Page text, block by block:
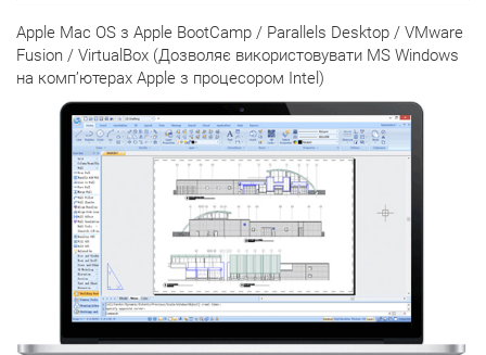
Apple Mac OS з Apple BootCamp / Parallels Desktop / VMware
Fusion / VirtualBox (Дозволяє використовувати MS Windows
на комп’ютерах Apple з процесором Intel)